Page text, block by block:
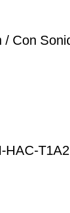
/ Con
HAC-